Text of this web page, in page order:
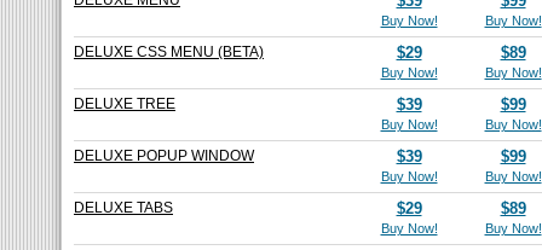
Buy Now! Buy Now!
DELUXE CSS MENU (BETA) $29
Buy Now!
$89
Buy Now!
DELUXE TREE $39
Buy Now!
$99
Buy Now!
DELUXE POPUP WINDOW $39
Buy Now!
$99
Buy Now!
DELUXE TABS $29
Buy Now!
$89
Buy Now!